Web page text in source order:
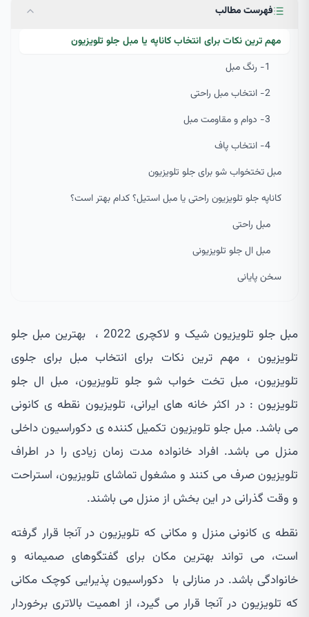
فهرست مطالب
مهم ترین نکات برای انتخاب کاناپه یا مبل جلو تلویزیون
1- رنگ مبل
2- انتخاب مبل راحتی
3- دوام و مقاومت مبل
4- انتخاب پاف
مبل تختخواب شو برای جلو تلویزیون
کاناپه جلو تلویزیون راحتی یا مبل استیل؟ کدام بهتر است؟
مبل راحتی
مبل ال جلو تلویزیونی
سخن پایانی
مبل جلو تلویزیون شیک و لاکچری 2022 ، بهترین مبل جلو
تلویزیون ، مهم ترین نکات برای انتخاب مبل برای جلوی
تلویزیون، مبل تخت خواب شو جلو تلویزیون، مبل ال جلو
تلویزیون : در اکثر خانه های ایرانی، تلویزیون نقطه ی کانونی
می باشد. مبل جلو تلویزیون تکمیل کننده ی دکوراسیون داخلی
منزل می باشد. افراد خانواده مدت زمان زیادی را در اطراف
تلویزیون صرف می کنند و مشغول تماشای تلویزیون، استراحت
و وقت گذرانی در این بخش از منزل می باشند.
نقطه ی کانونی منزل و مکانی که تلویزیون در آنجا قرار گرفته
است، می تواند بهترین مکان برای گفتگوهای صمیمانه و
خانوادگی باشد. در منازلی با دکوراسیون پذیرایی کوچک مکانی
که تلویزیون در آنجا قرار می گیرد، از اهمیت بالاتری برخوردار